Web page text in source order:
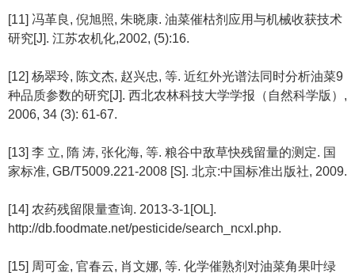
[11] 冯革良, 倪旭照, 朱晓康. 油菜催枯剂应用与机械收获技术
研究[J]. 江苏农机化,2002, (5):16.
[12] 杨翠玲, 陈文杰, 赵兴忠, 等. 近红外光谱法同时分析油菜9
种品质参数的研究[J]. 西北农林科技大学学报（自然科学版）,
2006, 34 (3): 61-67.
[13] 李 立, 隋 涛, 张化海, 等. 粮谷中敌草快残留量的测定. 国
家标准, GB/T5009.221-2008 [S]. 北京:中国标准出版社, 2009.
[14] 农药残留限量查询. 2013-3-1[OL].
http://db.foodmate.net/pesticide/search_ncxl.php.
[15] 周可金, 官春云, 肖文娜, 等. 化学催熟剂对油菜角果叶绿